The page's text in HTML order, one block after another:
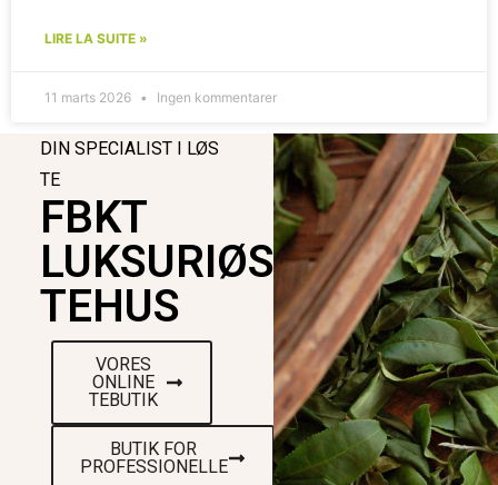
LIRE LA SUITE »
11 marts 2026 Ingen kommentarer
DIN SPECIALIST I LØS
TE
FBKT
LUKSURIØST
TEHUS
VORES
ONLINE
TEBUTIK
BUTIK FOR
PROFESSIONELLE